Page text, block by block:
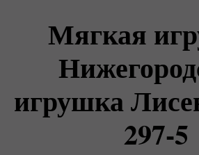
Мягкая
игрушка
297-5